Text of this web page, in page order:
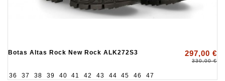
Botas Altas Rock New Rock ALK272S3 297,00 €
330,00 €
36 37 38 39 40 41 42 43 44 45 46 47